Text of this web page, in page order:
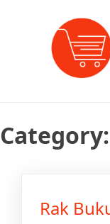
Category:
Rak